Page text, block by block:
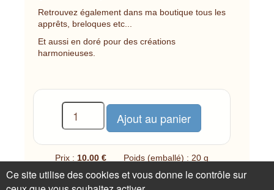
Retrouvez également dans ma boutique tous les
apprêts, breloques etc...
Et aussi en doré pour des créations
harmonieuses.
Prix : 10.00 € Poids (emballé) : 20 g
1 disponible(s)
Ce site utilise des cookies et vous donne le contrôle sur